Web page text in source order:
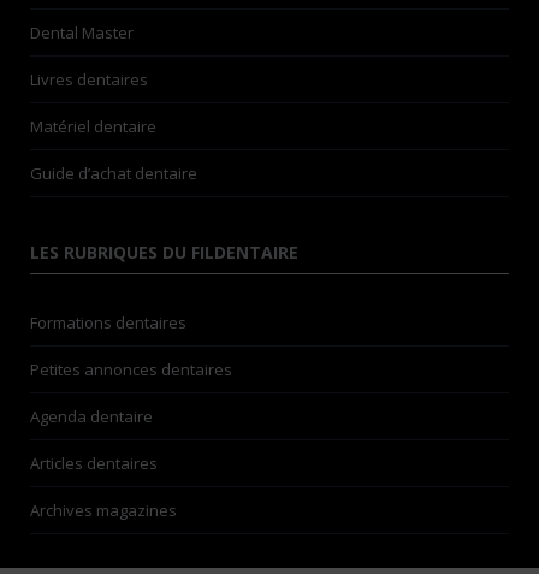
Dental Master
Livres dentaires
Matériel dentaire
Guide d’achat dentaire
LES RUBRIQUES DU FILDENTAIRE
Formations dentaires
Petites annonces dentaires
Agenda dentaire
Articles dentaires
Archives magazines